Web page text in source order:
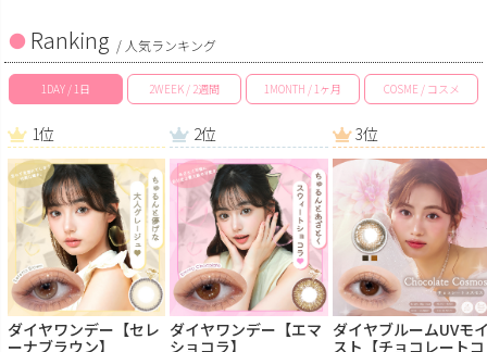
Ranking / 人気ランキング
1DAY / 1日 2WEEK / 2週間 1MONTH / 1ヶ月 COSME / コスメ
1位
ダイヤワンデー【セレ
ーナブラウン】
2位
ダイヤワンデー【エマ
ショコラ】
3位
ダイヤブルームUVモ
スト【チョコレートコ